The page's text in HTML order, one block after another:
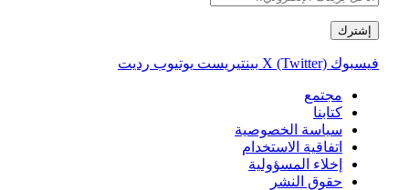
فيسبوك X (Twitter) بينتيريست يوتيوب رديت
مجتمع
كتابنا
سياسة الخصوصية
اتفاقية الاستخدام
إخلاء المسؤولية
حقوق النشر